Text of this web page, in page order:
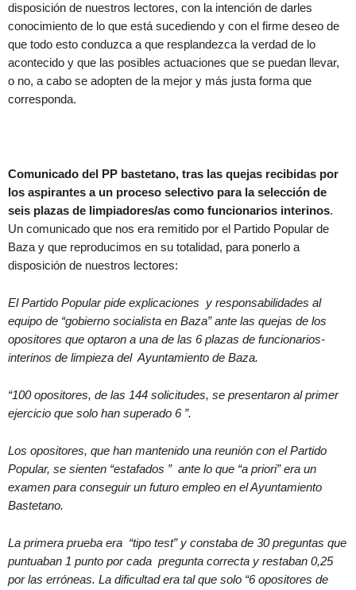
disposición de nuestros lectores, con la intención de darles
conocimiento de lo que está sucediendo y con el firme deseo de
que todo esto conduzca a que resplandezca la verdad de lo
acontecido y que las posibles actuaciones que se puedan llevar,
o no, a cabo se adopten de la mejor y más justa forma que
corresponda.
Comunicado del PP bastetano, tras las quejas recibidas por
los aspirantes a un proceso selectivo para la selección de
seis plazas de limpiadores/as como funcionarios interinos.
Un comunicado que nos era remitido por el Partido Popular de
Baza y que reproducimos en su totalidad, para ponerlo a
disposición de nuestros lectores:
El Partido Popular pide explicaciones y responsabilidades al
equipo de “gobierno socialista en Baza” ante las quejas de los
opositores que optaron a una de las 6 plazas de funcionarios-
interinos de limpieza del Ayuntamiento de Baza.
“100 opositores, de las 144 solicitudes, se presentaron al primer
ejercicio que solo han superado 6 ”.
Los opositores, que han mantenido una reunión con el Partido
Popular, se sienten “estafados ” ante lo que “a priori” era un
examen para conseguir un futuro empleo en el Ayuntamiento
Bastetano.
La primera prueba era “tipo test” y constaba de 30 preguntas que
puntuaban 1 punto por cada pregunta correcta y restaban 0,25
por las erróneas. La dificultad era tal que solo “6 opositores de